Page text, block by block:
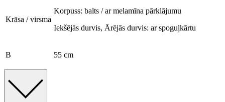
Krāsa / virsma
Korpuss: balts / ar melamīna pārklājumu
Iekšējās durvis, Ārējās durvis: ar spoguļkārtu
B 55 cm